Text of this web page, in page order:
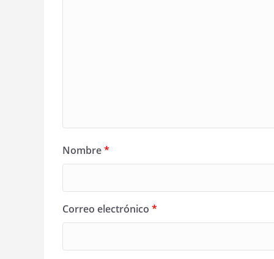
Nombre*
Correo electrónico *